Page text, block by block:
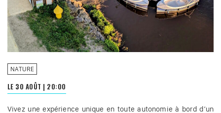
NATURE
LE 30 AOÛT | 20:00
Vivez une expérience unique en toute autonomie à bord d’un